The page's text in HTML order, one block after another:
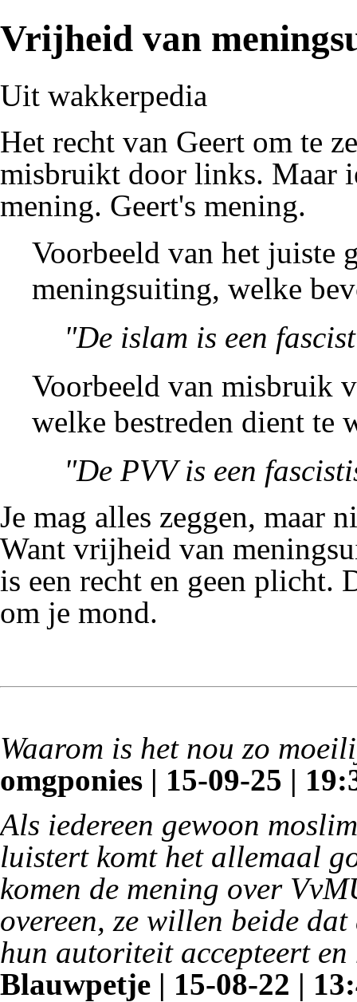
Vrijheid van
Uit wakkerpedia
Het recht van Geert om te
misbruikt door links. Maar
mening. Geert's mening.
Voorbeeld van het juiste
meningsuiting, welke
"De islam is een
Voorbeeld van misbruik
welke bestreden dient te
"De PVVis een
Je mag alles zeggen, maar
Want vrijheid van
is een recht en geen plicht.
om je mond.
Waarom is het nou zo
omgponies | 15-09-25 |
Als iedereen gewoon
luistert komt het allemaal
komen de mening over
overeen, ze willen beide
hun autoriteit accepteert
Blauwpetje | 15-08-22 |